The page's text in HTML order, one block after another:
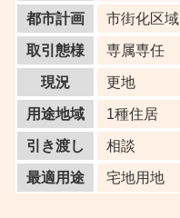
都市計画 市街化区域
取引態様 専属専任
現況 更地
用途地域 1種住居
引き渡し 相談
最適用途 宅地用地